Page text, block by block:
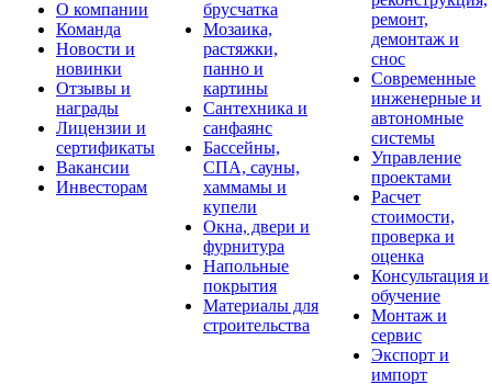
О компании
Команда
Новости и
новинки
Отзывы и
награды
Лицензии и
сертификаты
Вакансии
Инвесторам
брусчатка
Мозаика,
растяжки,
панно и
картины
Сантехника и
санфаянс
Бассейны,
СПА, сауны,
хаммамы и
купели
Окна, двери и
фурнитура
Напольные
покрытия
Материалы для
строительства
ремонт,
демонтаж и
снос
Современные
инженерные и
автономные
системы
Управление
проектами
Расчет
стоимости,
проверка и
оценка
Консультация и
обучение
Монтаж и
сервис
Экспорт и
импорт